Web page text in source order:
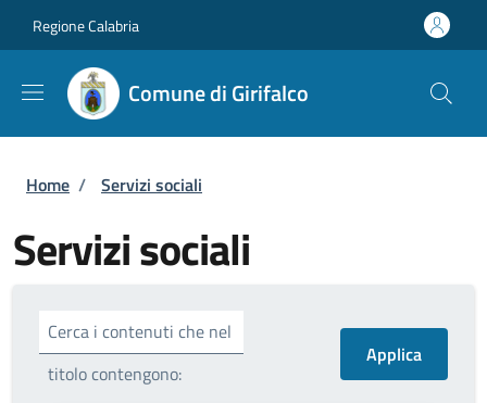
Regione Calabria
Comune di Girifalco
Briciole di pane
Home / Servizi sociali
Servizi sociali
Cerca i contenuti che nel
titolo contengono: